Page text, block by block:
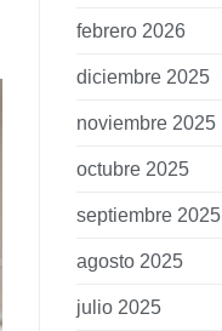
febrero 2026
diciembre 2025
noviembre 2025
octubre 2025
septiembre 2025
agosto 2025
julio 2025